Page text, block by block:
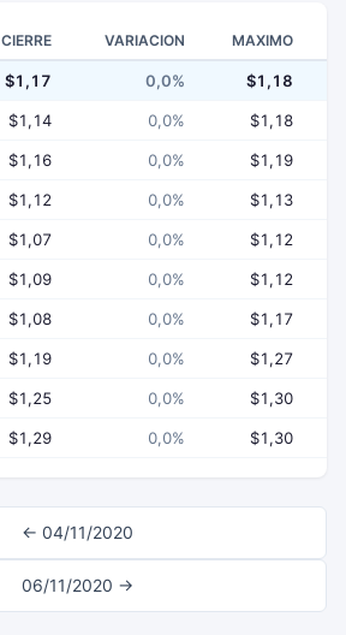
CIERRE VARIACION MAXIMO
$1,17 0,0% $1,18
$1,14 0,0% $1,18
$1,16 0,0% $1,19
$1,12 0,0% $1,13
$1,07 0,0% $1,12
$1,09 0,0% $1,12
$1,08 0,0% $1,17
$1,19 0,0% $1,27
$1,25 0,0% $1,30
$1,29 0,0% $1,30
← 04/11/2020
06/11/2020 →